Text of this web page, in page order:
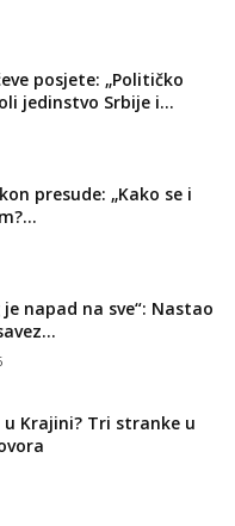
posjete: „Političko
jedinstvo Srbije i...
presude: „Kako se i
napad na sve“: Nastao
Krajini? Tri stranke u